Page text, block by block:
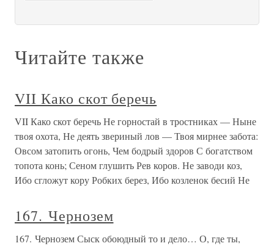
Читайте также
VII Како скот беречь
VII Како скот беречь Не горностай в тростниках — Ныне
твоя охота, Не деять звериный лов — Твоя мирнее забота:
Овсом затопить огонь, Чем бодрый здоров С богатством
топота конь; Сеном глушить Рев коров. Не заводи коз,
Ибо сгложут кору Робких берез, Ибо козленок бесий Не
167. Чернозем
167. Чернозем Сыск обоюдный то и дело… О, где ты,